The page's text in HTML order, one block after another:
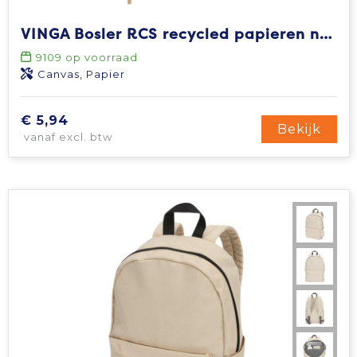
VINGA Bosler RCS recycled papieren notitieboek
9109 op voorraad
Canvas, Papier
€ 5,94
vanaf excl. btw
Bekijk